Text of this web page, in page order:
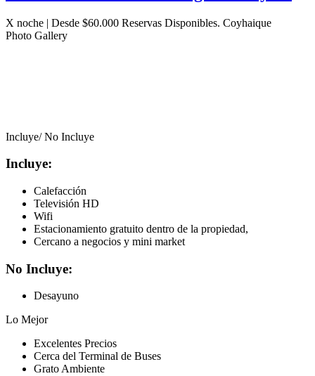
X noche | Desde $60.000 Reservas Disponibles. Coyhaique
Photo Gallery
Incluye/ No Incluye
Incluye:
Calefacción
Televisión HD
Wifi
Estacionamiento gratuito dentro de la propiedad,
Cercano a negocios y mini market
No Incluye:
Desayuno
Lo Mejor
Excelentes Precios
Cerca del Terminal de Buses
Grato Ambiente